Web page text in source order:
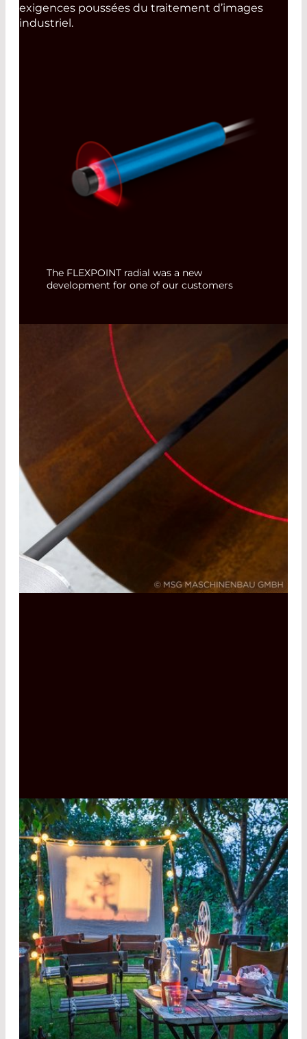
exigences poussées du traitement d’images
industriel.
The FLEXPOINT radial was a new
development for one of our customers